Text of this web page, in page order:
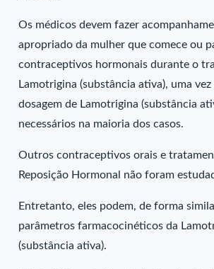
Os médicos devem fazer
apropriado da mulher que comece ou
contraceptivos hormonais durante o
Lamotrigina (substância ativa), uma
dosagem de Lamotrigina (substância
necessários na maioria dos casos.
Outros contraceptivos orais e
Reposição Hormonal não foram
Entretanto, eles podem, de forma
parâmetros farmacocinéticos da
(substância ativa).